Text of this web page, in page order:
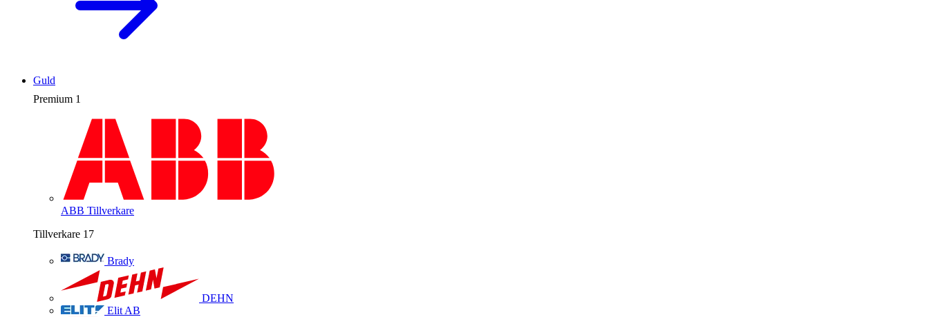
Premium 1
ABB Tillverkare
Tillverkare 17
Brady
DEHN
Elit AB
Guld